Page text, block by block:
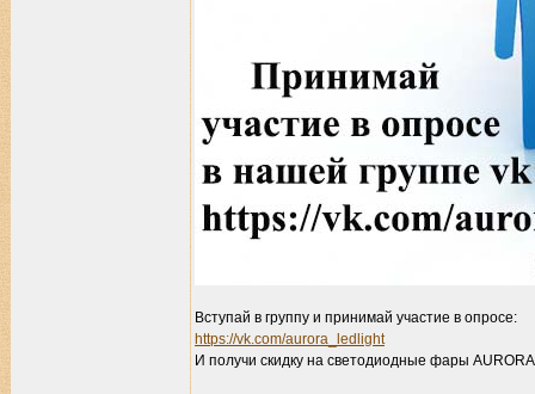
Вступай в группу и принимай участие в опросе:
https://vk.com/aurora_ledlight
И получи скидку на светодиодные фары